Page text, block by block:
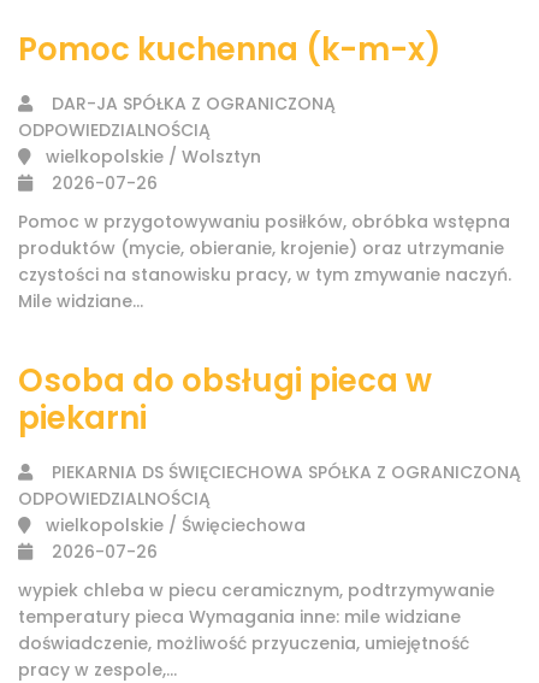
Pomoc kuchenna (k-m-x)
DAR-JA SPÓŁKA Z OGRANICZONĄ
ODPOWIEDZIALNOŚCIĄ
wielkopolskie / Wolsztyn
2026-07-26
Pomoc w przygotowywaniu posiłków, obróbka wstępna
produktów (mycie, obieranie, krojenie) oraz utrzymanie
czystości na stanowisku pracy, w tym zmywanie naczyń.
Mile widziane...
Osoba do obsługi pieca w
piekarni
PIEKARNIA DS ŚWIĘCIECHOWA SPÓŁKA Z OGRANICZONĄ
ODPOWIEDZIALNOŚCIĄ
wielkopolskie / Święciechowa
2026-07-26
wypiek chleba w piecu ceramicznym, podtrzymywanie
temperatury pieca Wymagania inne: mile widziane
doświadczenie, możliwość przyuczenia, umiejętność
pracy w zespole,...